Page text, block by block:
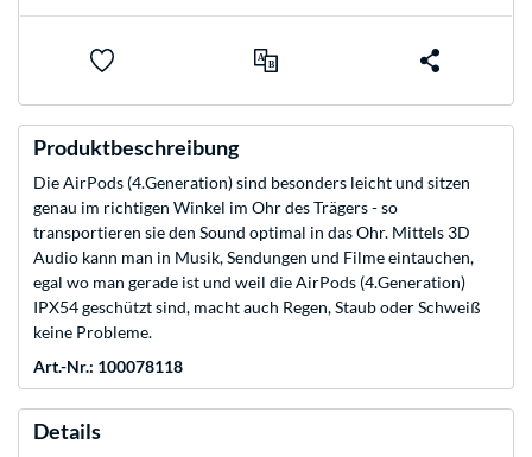
Produktbeschreibung
Die AirPods (4.Generation) sind besonders leicht und sitzen
genau im richtigen Winkel im Ohr des Trägers - so
transportieren sie den Sound optimal in das Ohr. Mittels 3D
Audio kann man in Musik, Sendungen und Filme eintauchen,
egal wo man gerade ist und weil die AirPods (4.Generation)
IPX54 geschützt sind, macht auch Regen, Staub oder Schweiß
keine Probleme.
Art.-Nr.: 100078118
Details